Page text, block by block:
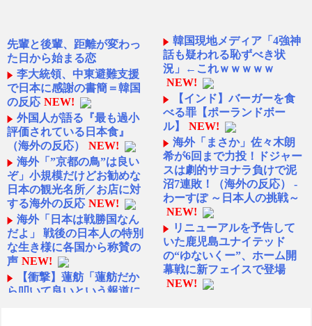
先輩と後輩、距離が変わっ
た日から始まる恋
李大統領、中東避難支援
で日本に感謝の書簡＝韓国
の反応 NEW!
外国人が語る『最も過小
評価されている日本食』
（海外の反応）
NEW!
海外「”京都の鳥”は良い
ぞ」小規模だけどお勧めな
日本の観光名所／お店に対
する海外の反応 NEW!
海外「日本は戦勝国なん
だよ」 戦後の日本人の特別
な生き様に各国から称賛の
声 NEW!
【衝撃】蓮舫「蓮舫だか
ら叩いて良いという報道に
韓国現地メディア「4強神
話も疑われる恥ずべき状
況」←これｗｗｗｗｗ
NEW!
【インド】バーガーを食
べる罪【ポーランドボー
ル】
NEW!
海外「まさか」佐々木朗
希が6回まで力投！ドジャー
スは劇的サヨナラ負けで泥
沼7連敗！（海外の反応） -
わーすぽ ～日本人の挑戦～
NEW!
リニューアルを予告して
いた鹿児島ユナイテッド
の“ゆないくー”、ホーム開
幕戦に新フェイスで登場
NEW!